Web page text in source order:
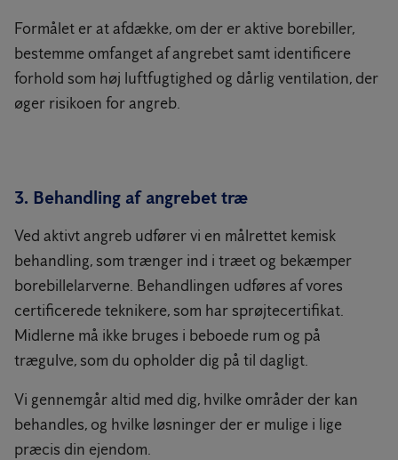
Formålet er at afdække, om der er aktive borebiller,
bestemme omfanget af angrebet samt identificere
forhold som høj luftfugtighed og dårlig ventilation, der
øger risikoen for angreb.
3. Behandling af angrebet træ
Ved aktivt angreb udfører vi en målrettet kemisk
behandling, som trænger ind i træet og bekæmper
borebillelarverne. Behandlingen udføres af vores
certificerede teknikere, som har sprøjtecertifikat.
Midlerne må ikke bruges i beboede rum og på
trægulve, som du opholder dig på til dagligt.
Vi gennemgår altid med dig, hvilke områder der kan
behandles, og hvilke løsninger der er mulige i lige
præcis din ejendom.